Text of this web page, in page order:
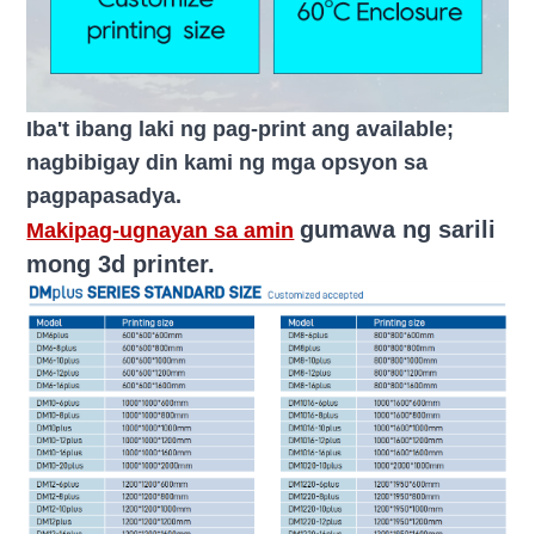
Iba't ibang laki ng pag-print ang available;
nagbibigay din kami ng mga opsyon sa
pagpapasadya.
Makipag-ugnayan sa amin gumawa ng sarili
mong 3d printer.